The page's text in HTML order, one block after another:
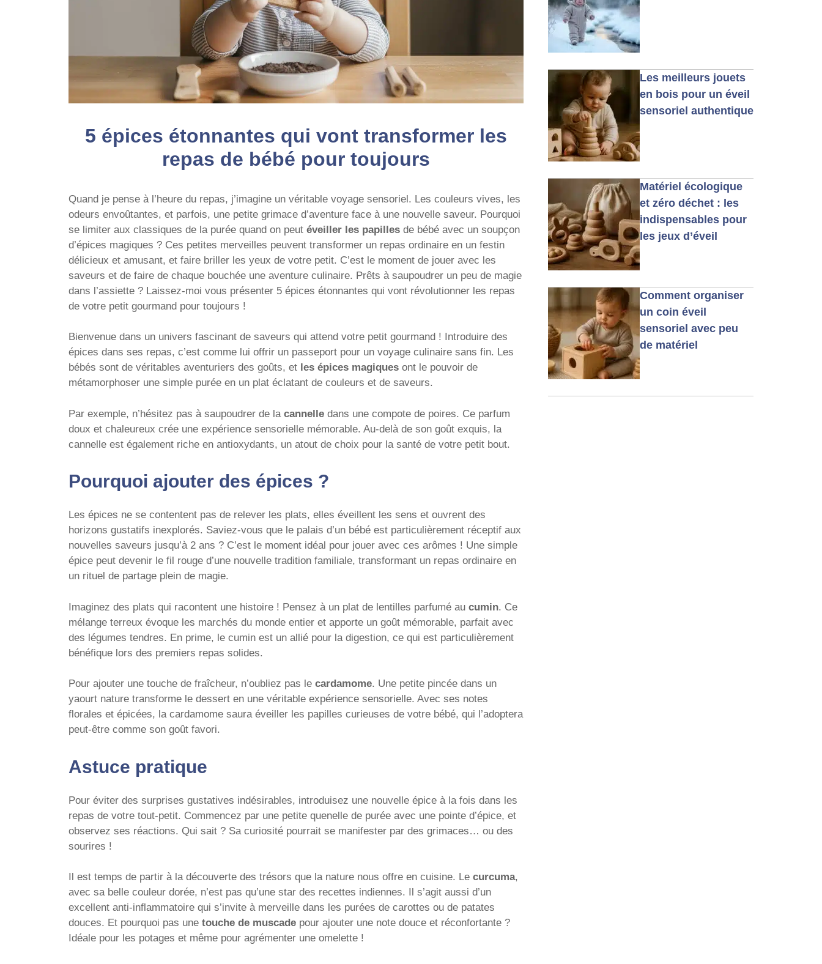
5 épices étonnantes qui vont transformer les
repas de bébé pour toujours
Quand je pense à l’heure du repas, j’imagine un véritable voyage sensoriel. Les couleurs vives, les
odeurs envoûtantes, et parfois, une petite grimace d’aventure face à une nouvelle saveur. Pourquoi
se limiter aux classiques de la purée quand on peut éveiller les papilles de bébé avec un soupçon
d’épices magiques ? Ces petites merveilles peuvent transformer un repas ordinaire en un festin
délicieux et amusant, et faire briller les yeux de votre petit. C’est le moment de jouer avec les
saveurs et de faire de chaque bouchée une aventure culinaire. Prêts à saupoudrer un peu de magie
dans l’assiette ? Laissez-moi vous présenter 5 épices étonnantes qui vont révolutionner les repas
de votre petit gourmand pour toujours !
Bienvenue dans un univers fascinant de saveurs qui attend votre petit gourmand ! Introduire des
épices dans ses repas, c’est comme lui offrir un passeport pour un voyage culinaire sans fin. Les
bébés sont de véritables aventuriers des goûts, et les épices magiques ont le pouvoir de
métamorphoser une simple purée en un plat éclatant de couleurs et de saveurs.
Par exemple, n’hésitez pas à saupoudrer de la cannelle dans une compote de poires. Ce parfum
doux et chaleureux crée une expérience sensorielle mémorable. Au-delà de son goût exquis, la
cannelle est également riche en antioxydants, un atout de choix pour la santé de votre petit bout.
Pourquoi ajouter des épices ?
Les épices ne se contentent pas de relever les plats, elles éveillent les sens et ouvrent des
horizons gustatifs inexplorés. Saviez-vous que le palais d’un bébé est particulièrement réceptif aux
nouvelles saveurs jusqu’à 2 ans ? C’est le moment idéal pour jouer avec ces arômes ! Une simple
épice peut devenir le fil rouge d’une nouvelle tradition familiale, transformant un repas ordinaire en
un rituel de partage plein de magie.
Imaginez des plats qui racontent une histoire ! Pensez à un plat de lentilles parfumé au cumin. Ce
mélange terreux évoque les marchés du monde entier et apporte un goût mémorable, parfait avec
des légumes tendres. En prime, le cumin est un allié pour la digestion, ce qui est particulièrement
bénéfique lors des premiers repas solides.
Pour ajouter une touche de fraîcheur, n’oubliez pas le cardamome. Une petite pincée dans un
yaourt nature transforme le dessert en une véritable expérience sensorielle. Avec ses notes
florales et épicées, la cardamome saura éveiller les papilles curieuses de votre bébé, qui l’adoptera
peut-être comme son goût favori.
Astuce pratique
Pour éviter des surprises gustatives indésirables, introduisez une nouvelle épice à la fois dans les
repas de votre tout-petit. Commencez par une petite quenelle de purée avec une pointe d’épice, et
observez ses réactions. Qui sait ? Sa curiosité pourrait se manifester par des grimaces… ou des
sourires !
Il est temps de partir à la découverte des trésors que la nature nous offre en cuisine. Le curcuma,
avec sa belle couleur dorée, n’est pas qu’une star des recettes indiennes. Il s’agit aussi d’un
excellent anti-inflammatoire qui s’invite à merveille dans les purées de carottes ou de patates
douces. Et pourquoi pas une touche de muscade pour ajouter une note douce et réconfortante ?
Idéale pour les potages et même pour agrémenter une omelette !
Les meilleurs jouets
en bois pour un éveil
sensoriel authentique
Matériel écologique
et zéro déchet : les
indispensables pour
les jeux d’éveil
Comment organiser
un coin éveil
sensoriel avec peu
de matériel